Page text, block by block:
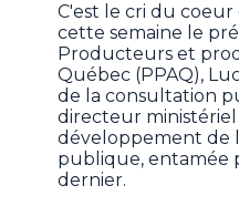
C'est le cri du
cette semaine le
Producteurs et
Québec (PPAQ),
de la consultation
directeur
développement de
publique, entamée
dernier.